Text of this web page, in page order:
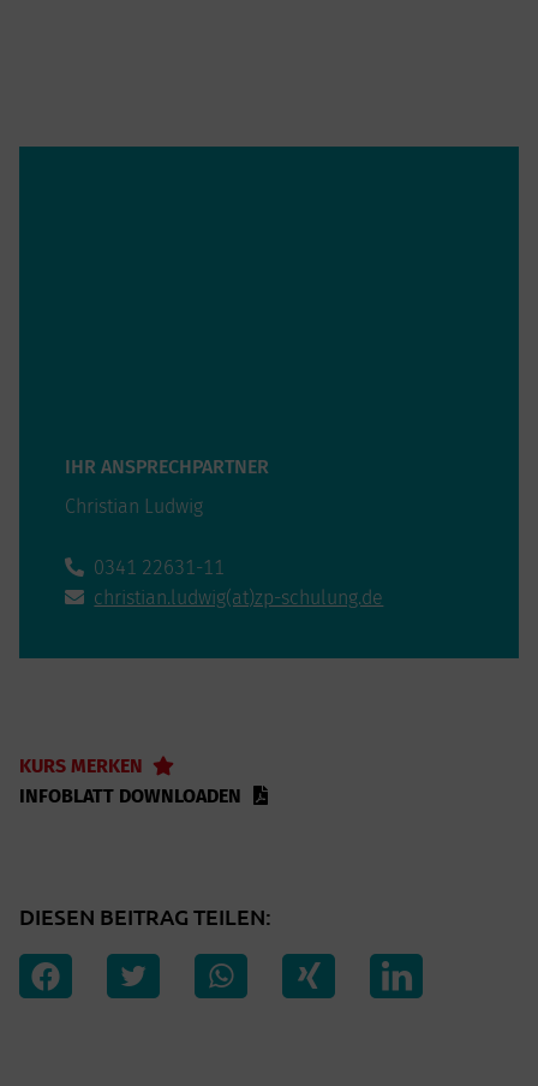
IHR ANSPRECHPARTNER
Christian Ludwig
0341 22631-11
christian.ludwig(at)zp-schulung.de
KURS MERKEN
INFOBLATT DOWNLOADEN
DIESEN BEITRAG TEILEN: